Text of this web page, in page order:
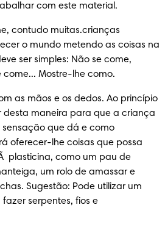
com este material.
contudo muitas.crianças
o mundo metendo as coisas na
ser simples: Não se come,
Mostre-lhe como.
as mãos e os dedos. Ao princípio
desta maneira para que a criança
que dá e como
oferecer-lhe coisas que possa
plasticina, como um pau de
um rolo de amassar e
Sugestão: Pode utilizar um
serpentes, fios e